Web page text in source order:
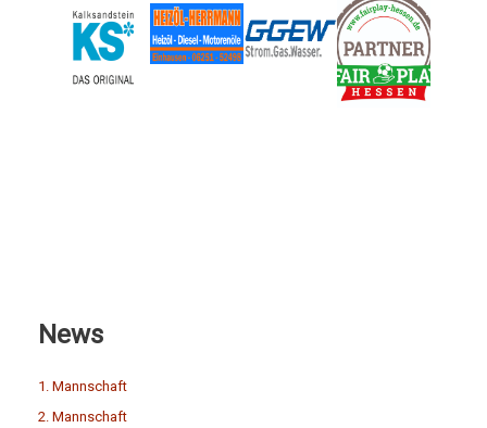
News
1. Mannschaft
2. Mannschaft